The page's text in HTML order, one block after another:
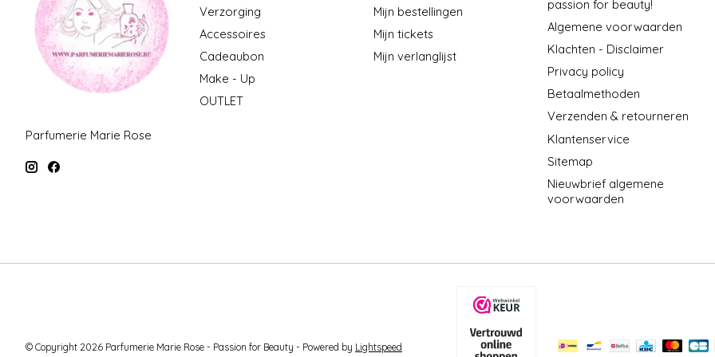
Parfumerie Marie Rose
Verzorging
Accessoires
Cadeaubon
Make - Up
OUTLET
Mijn bestellingen
Mijn tickets
Mijn verlanglijst
passion for beauty!
Algemene voorwaarden
Klachten - Disclaimer
Privacy policy
Betaalmethoden
Verzenden & retourneren
Klantenservice
Sitemap
Nieuwbrief algemene
voorwaarden
© Copyright 2026 Parfumerie Marie Rose - Passion for Beauty - Powered by Lightspeed